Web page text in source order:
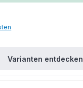
Varianten entdecken